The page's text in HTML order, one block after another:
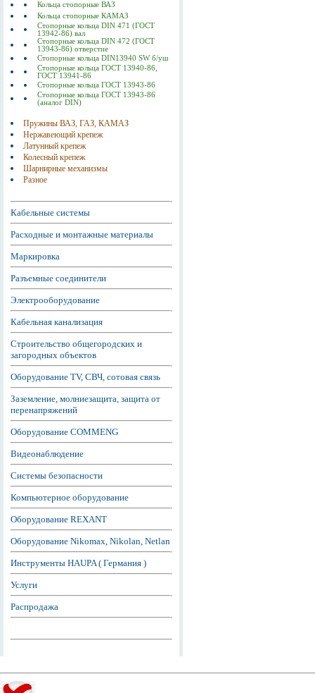
Кольца стопорные ВАЗ
Кольца стопорные КАМАЗ
Стопорные кольца DIN 471 (ГОСТ
13942-86) вал
Стопорные кольца DIN 472 (ГОСТ
13943-86) отверстие
Стопорные кольца DIN13940 SW б/уш
Стопорные кольца ГОСТ 13940-86,
ГОСТ 13941-86
Стопорные кольца ГОСТ 13943-86
Стопорные кольца ГОСТ 13943-86
(аналог DIN)
Пружины ВАЗ, ГАЗ, КАМАЗ
Нержавеющий крепеж
Латунный крепеж
Колесный крепеж
Шарнирные механизмы
Разное
Кабельные системы
Расходные и монтажные материалы
Маркировка
Разъемные соединители
Электрооборудование
Кабельная канализация
Строительство общегородских и
загородных объектов
Оборудование TV, СВЧ, сотовая связь
Заземление, молниезащита, защита от
перенапряжений
Оборудование COMMENG
Видеонаблюдение
Системы безопасности
Компьютерное оборудование
Оборудование REXANT
Оборудование Nikomax, Nikolan, Netlan
Инструменты HAUPA ( Германия )
Услуги
Распродажа